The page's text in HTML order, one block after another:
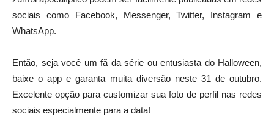
sociais como Facebook, Messenger, Twitter, Instagram e
WhatsApp.
Então, seja você um fã da série ou entusiasta do Halloween,
baixe o app e garanta muita diversão neste 31 de outubro.
Excelente opção para customizar sua foto de perfil nas redes
sociais especialmente para a data!